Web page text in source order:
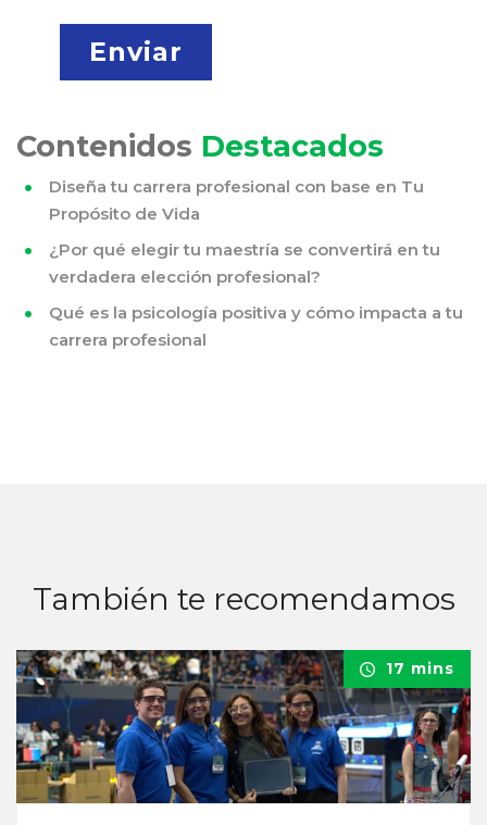
Contenidos Destacados
Diseña tu carrera profesional con base en Tu
Propósito de Vida
¿Por qué elegir tu maestría se convertirá en tu
verdadera elección profesional?
Qué es la psicología positiva y cómo impacta a tu
carrera profesional
También te recomendamos
17 mins